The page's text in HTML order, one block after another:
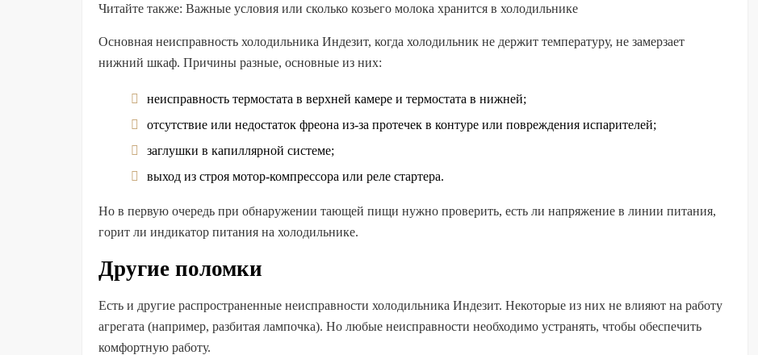
Читайте также: Важные условия или сколько козьего молока хранится в холодильнике
Основная неисправность холодильника Индезит, когда холодильник не держит температуру, не замерзает
нижний шкаф. Причины разные, основные из них:
неисправность термостата в верхней камере и термостата в нижней;
отсутствие или недостаток фреона из-за протечек в контуре или повреждения испарителей;
заглушки в капиллярной системе;
выход из строя мотор-компрессора или реле стартера.
Но в первую очередь при обнаружении тающей пищи нужно проверить, есть ли напряжение в линии питания,
горит ли индикатор питания на холодильнике.
Другие поломки
Есть и другие распространенные неисправности холодильника Индезит. Некоторые из них не влияют на работу
агрегата (например, разбитая лампочка). Но любые неисправности необходимо устранять, чтобы обеспечить
комфортную работу.